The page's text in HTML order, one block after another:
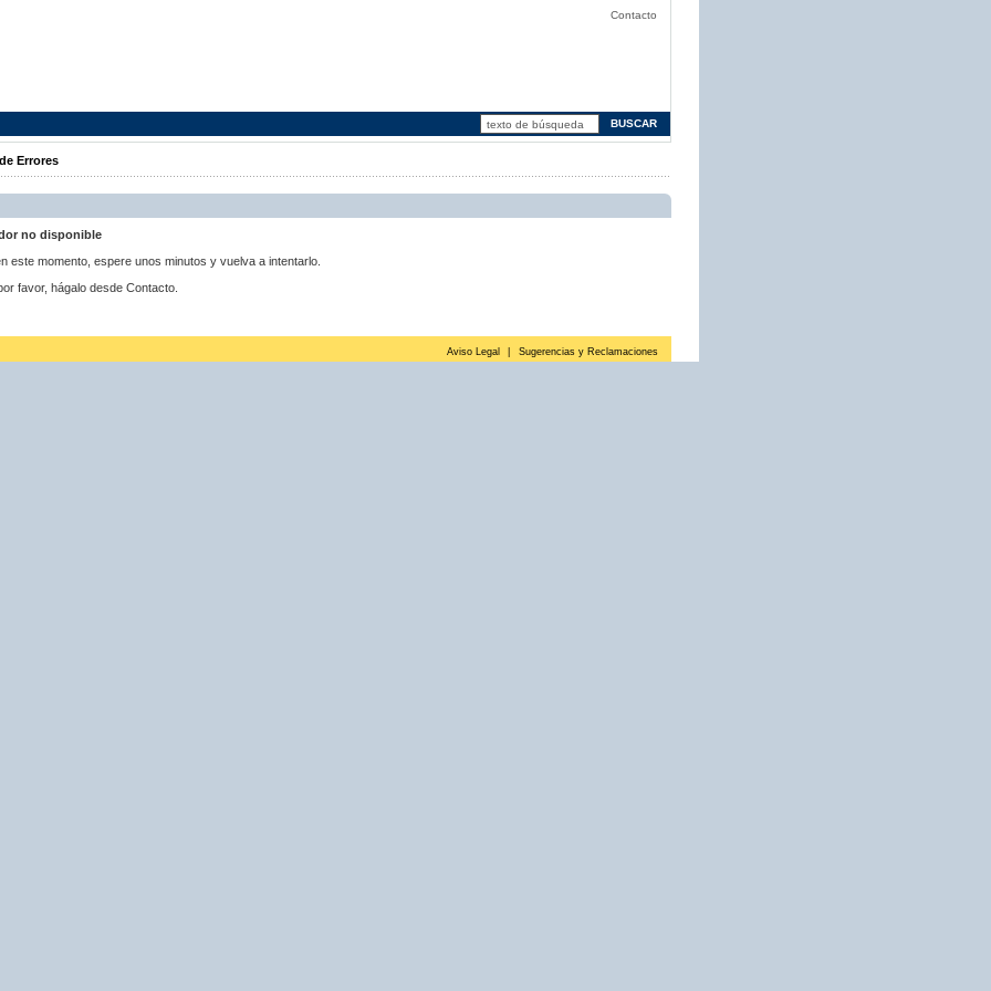
Contacto
Errores
no disponible
este momento, espere unos minutos y vuelva a intentarlo.
favor, hágalo desde Contacto.
Aviso Legal Sugerencias y Reclamaciones